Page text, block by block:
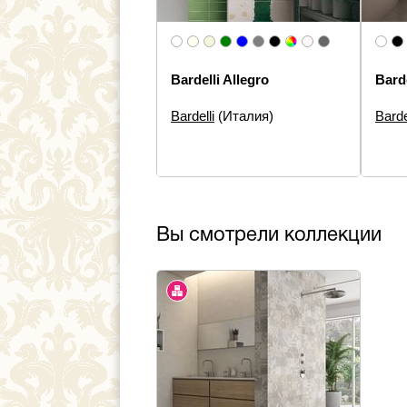
Bardelli Allegro
Размеры:20×60, 20×20
Bardelli (Италия)
Вы смотрели коллекции